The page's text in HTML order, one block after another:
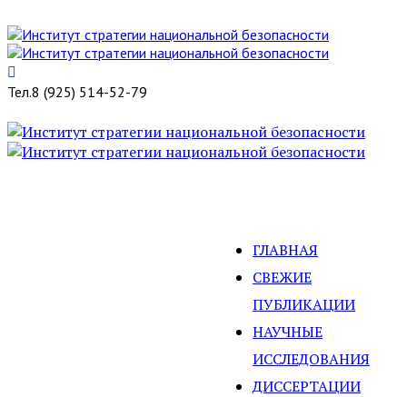
Тел.8 (925) 514-52-79
ГЛАВНАЯ
СВЕЖИЕ
ПУБЛИКАЦИИ
НАУЧНЫЕ
ИССЛЕДОВАНИЯ
ДИССЕРТАЦИИ